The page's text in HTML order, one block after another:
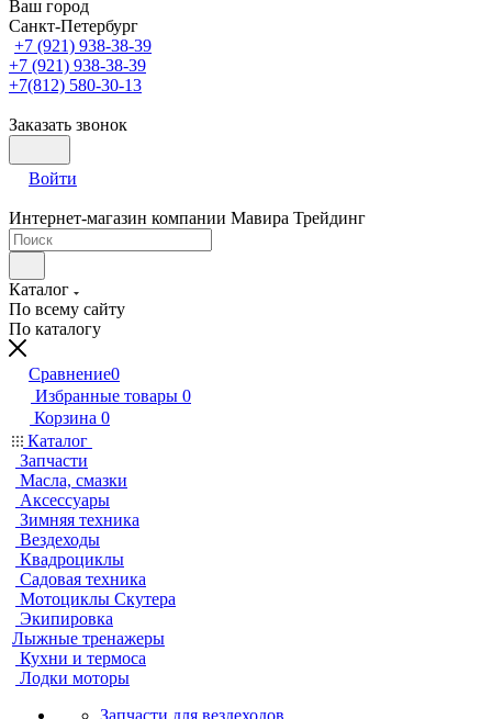
Ваш город
Санкт-Петербург
+7 (921) 938-38-39
+7 (921) 938-38-39
+7(812) 580-30-13
Заказать звонок
Войти
Интернет-магазин компании Мавира Трейдинг
Каталог
По всему сайту
По каталогу
Сравнение0
Избранные товары 0
Корзина 0
Каталог
Запчасти
Масла, смазки
Аксессуары
Зимняя техника
Вездеходы
Квадроциклы
Садовая техника
Мотоциклы Скутера
Экипировка
Лыжные тренажеры
Кухни и термоса
Лодки моторы
Запчасти для вездеходов